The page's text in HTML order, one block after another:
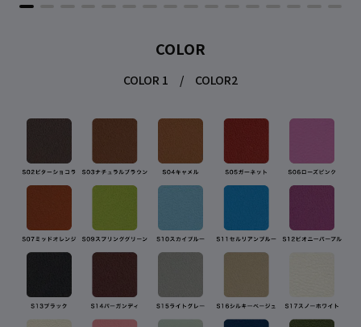
COLOR
COLOR 1 / COLOR2